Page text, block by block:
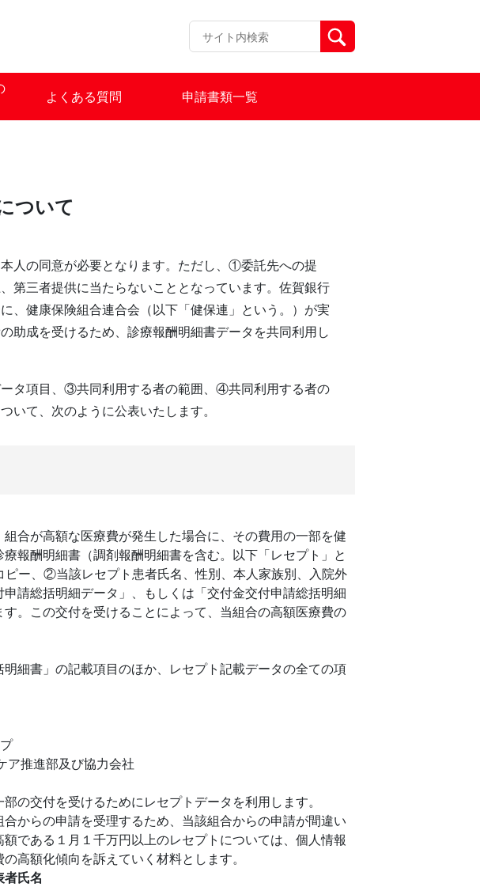
よくある質問 申請書類一覧
ついて
人の同意が必要となります。ただし、①委託先への提
三者提供に当たらないこととなっています。佐賀銀行
、健康保険組合連合会（以下「健保連」という。）が実
助成を受けるため、診療報酬明細書データを共同利用し
タ項目、③共同利用する者の範囲、④共同利用する者の
て、次のように公表いたします。
合が高額な医療費が発生した場合に、その費用の一部を健
報酬明細書（調剤報酬明細書を含む。以下「レセプト」と
ー、②当該レセプト患者氏名、性別、本人家族別、入院外
請総括明細データ」、もしくは「交付金交付申請総括明細
。この交付を受けることによって、当組合の高額医療費の
細書」の記載項目のほか、レセプト記載データの全ての項
進部及び協力会社
の交付を受けるためにレセプトデータを利用します。
からの申請を受理するため、当該組合からの申請が間違い
である１月１千万円以上のレセプトについては、個人情報
高額化傾向を訴えていく材料とします。
氏名